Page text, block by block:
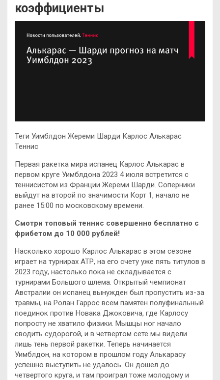
коэффициенты
Теги Уимблдон Жереми Шарди Карлос Алькарас
Теннис
Первая ракетка мира испанец Карлос Алькарас в
первом круге Уимблдона 2023 4 июля встретится с
теннисистом из Франции Жереми Шарди. Соперники
выйдут на второй по значимости Корт 1, начало не
ранее 15:00 по московскому времени.
Смотри топовый теннис совершенно бесплатно с
фрибетом до 10 000 рублей!
Насколько хорошо Карлос Алькарас в этом сезоне
играет на турнирах АТР, на его счету уже пять титулов в
2023 году, настолько пока не складывается с
турнирами Большого шлема. Открытый чемпионат
Австралии он испанец вынужден был пропустить из-за
травмы, на Ролан Гаррос всем памятен полуфинальный
поединок против Новака Джоковича, где Карлосу
попросту не хватило физики. Мышцы ног начало
сводить судорогой, и в четвертом сете мы видели
лишь тень первой ракетки. Теперь начинается
Уимблдон, на котором в прошлом году Алькарасу
успешно выступить не удалось. Он дошел до
четвертого круга, и там проиграл тоже молодому и